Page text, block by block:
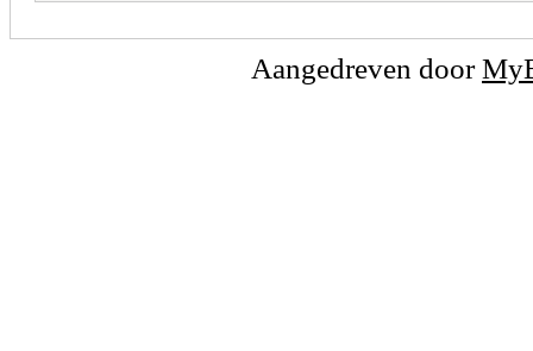
Aangedreven door